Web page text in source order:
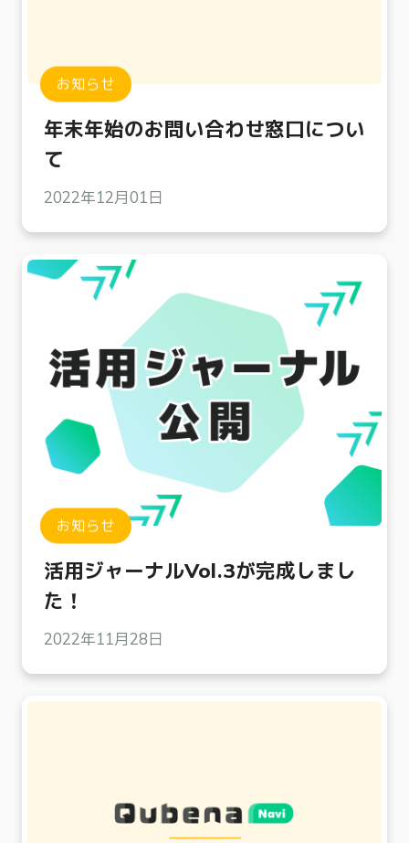
お知らせ
年末年始のお問い合わせ窓口につい
て
2022年12月01日
お知らせ
活用ジャーナルVol.3が完成しまし
た！
2022年11月28日